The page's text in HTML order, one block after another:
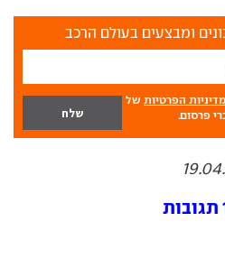
ומבצעים בעולם הרכב
הפרטיות של